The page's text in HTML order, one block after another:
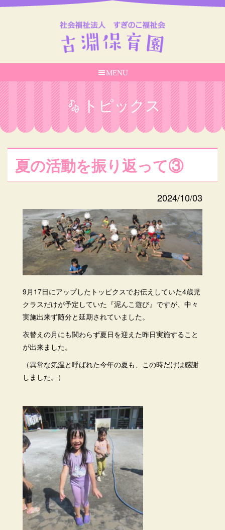
MENU
トピックス
夏の活動を振り返って③
2024/10/03
9月17日にアップしたトッピクスでお伝えしていた4歳児
クラスだけが予定していた『泥んこ遊び』ですが、中々
実施出来ず随分と延期されていました。
衣替えの月にも関わらず夏日を迎えた昨日実施すること
が出来ました。
（異常な気温と呼ばれた今年の夏も、この時だけは感謝
しました。）